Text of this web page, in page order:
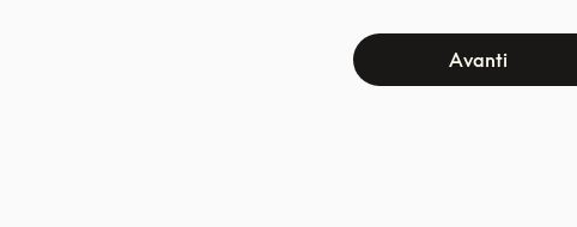
Avanti